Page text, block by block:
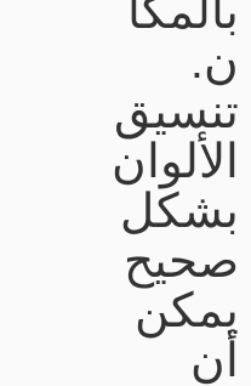
بالمكا
ن.
تنسيق
الألوان
بشكل
صحيح
يمكن
أن